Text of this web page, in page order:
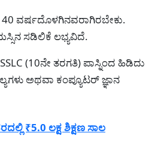
ವರ್ಷದೊಳಗಿನವರಾಗಿರಬೇಕು.
ಸಡಿಲಿಕೆ ಲಭ್ಯವಿದೆ.
(10ನೇ ತರಗತಿ) ಪಾಸ್ನಿಂದ ಹಿಡಿದು
ಅಥವಾ ಕಂಪ್ಯೂಟರ್ ಜ್ಞಾನ
₹5.0 ಲಕ್ಷ ಶಿಕ್ಷಣ ಸಾಲ